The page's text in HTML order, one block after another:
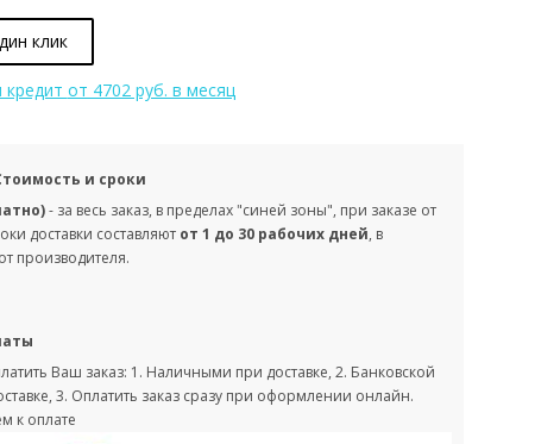
клик
кредит от 4702 руб. в месяц
и сроки
- за весь заказ, в пределах "синей зоны", при заказе от
доставки составляют от 1 до 30 рабочих дней, в
производителя.
Ваш заказ: 1. Наличными при доставке, 2. Банковской
3. Оплатить заказ сразу при оформлении онлайн.
к оплате